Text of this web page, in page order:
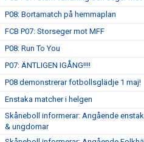
P08: Bortamatch på hemmaplan
FCB P07: Storseger mot MFF
P08: Run To You
P07: ÄNTLIGEN IGÅNG!!!!
P08 demonstrerar fotbollsglädje 1 maj!
Enstaka matcher i helgen
Skåneboll informerar: Angående
& ungdomar